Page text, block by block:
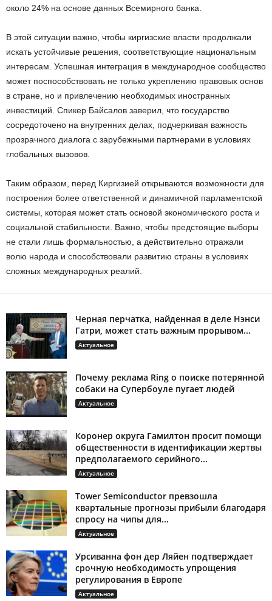
около 24% на основе данных Всемирного банка.
В этой ситуации важно, чтобы киргизские власти продолжали
искать устойчивые решения, соответствующие национальным
интересам. Успешная интеграция в международное сообщество
может поспособствовать не только укреплению правовых основ
в стране, но и привлечению необходимых иностранных
инвестиций. Спикер Байсалов заверил, что государство
сосредоточено на внутренних делах, подчеркивая важность
прозрачного диалога с зарубежными партнерами в условиях
глобальных вызовов.
Таким образом, перед Киргизией открываются возможности для
построения более ответственной и динамичной парламентской
системы, которая может стать основой экономического роста и
социальной стабильности. Важно, чтобы предстоящие выборы
не стали лишь формальностью, а действительно отражали
волю народа и способствовали развитию страны в условиях
сложных международных реалий.
Черная перчатка, найденная в деле Нэнси
Гатри, может стать важным прорывом...
Актуальное
Почему реклама Ring о поиске потерянной
собаки на Супербоуле пугает людей
Актуальное
Коронер округа Гамилтон просит помощи
общественности в идентификации жертвы
предполагаемого серийного...
Актуальное
Tower Semiconductor превзошла
квартальные прогнозы прибыли благодаря
спросу на чипы для...
Актуальное
Урсиванна фон дер Ляйен подтверждает
срочную необходимость упрощения
регулирования в Европе
Актуальное